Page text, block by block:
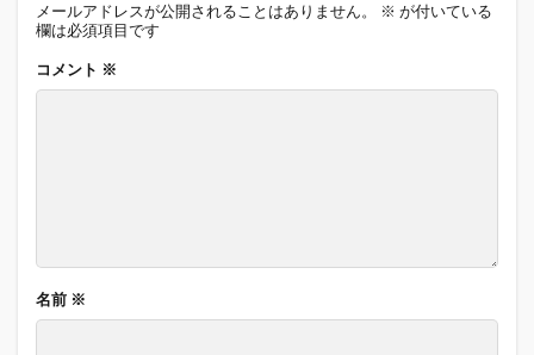
メールアドレスが公開されることはありません。 ※ が付いている
欄は必須項目です
コメント ※
名前 ※